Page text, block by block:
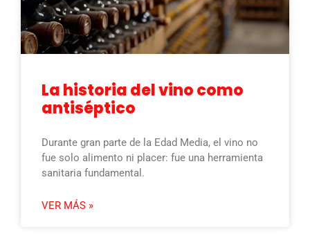
La historia del vino como
antiséptico
Durante gran parte de la Edad Media, el vino no
fue solo alimento ni placer: fue una herramienta
sanitaria fundamental.
VER MÁS »